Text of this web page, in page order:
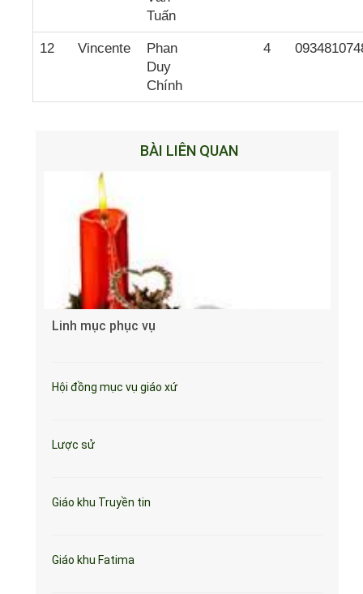
Tuấn
12 Vincente
Phan
Duy
Chính
4
BÀI LIÊN QUAN
Linh mục phục vụ
Hội đồng mục vụ giáo xứ
Lược sử
Giáo khu Truyền tin
Giáo khu Fatima